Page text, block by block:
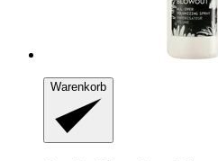
Warenkorb